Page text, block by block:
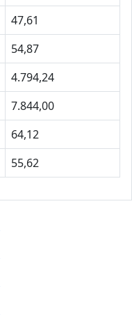
47,61
54,87
4.794,24
7.844,00
64,12
55,62